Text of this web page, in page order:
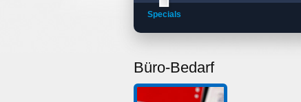
Specials
Büro-Bedarf